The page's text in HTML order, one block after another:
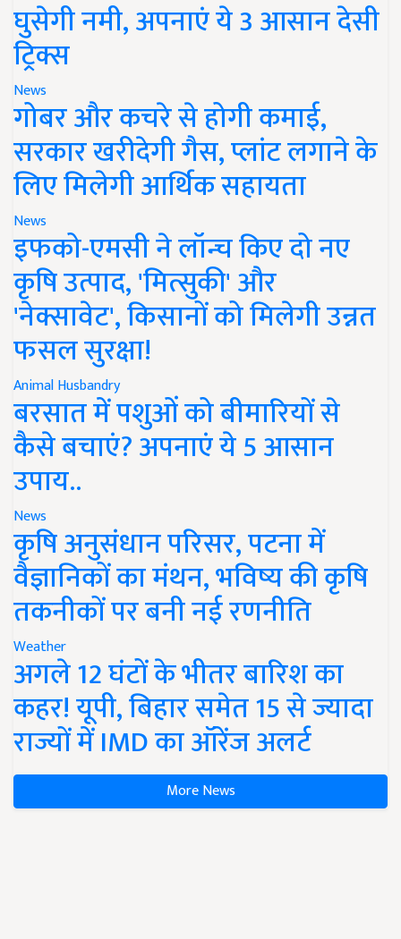
घुसेगी नमी, अपनाएं ये 3 आसान देसी
ट्रिक्स
News
गोबर और कचरे से होगी कमाई,
सरकार खरीदेगी गैस, प्लांट लगाने के
लिए मिलेगी आर्थिक सहायता
News
इफको-एमसी ने लॉन्च किए दो नए
कृषि उत्पाद, 'मित्सुकी' और
'नेक्सावेट', किसानों को मिलेगी उन्नत
फसल सुरक्षा!
Animal Husbandry
बरसात में पशुओं को बीमारियों से
कैसे बचाएं? अपनाएं ये 5 आसान
उपाय..
News
कृषि अनुसंधान परिसर, पटना में
वैज्ञानिकों का मंथन, भविष्य की कृषि
तकनीकों पर बनी नई रणनीति
Weather
अगले 12 घंटों के भीतर बारिश का
कहर! यूपी, बिहार समेत 15 से ज्यादा
राज्यों में IMD का ऑरेंज अलर्ट
More News